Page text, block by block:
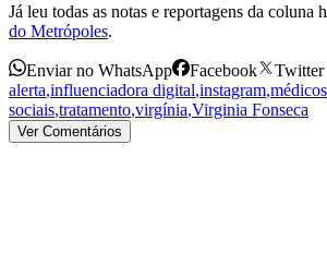
Já leu todas as notas e reportagens da coluna
do Metrópoles.
Enviar no WhatsApp Facebook
Twitter
alerta,influenciadora digital,instagram,médicos
sociais,tratamento,virgínia,Virginia Fonseca
Ver Comentários